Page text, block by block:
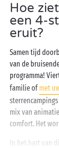
Hoe
een 4-
eruit?
Samen tijd
van de
programma!
familie ofmet
mix van
comfort. Het
In het hart van